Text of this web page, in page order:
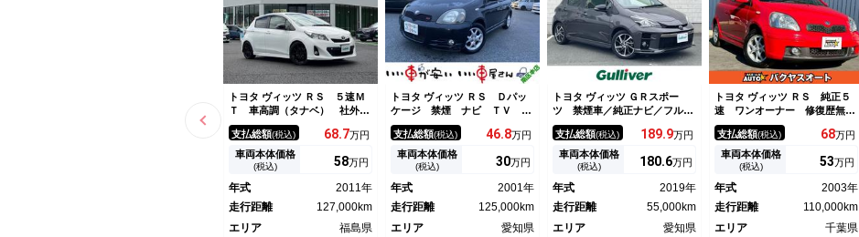
トヨタ ヴィッツ ＲＳ ５速Ｍ
Ｔ 車高調（タナベ） 社外マ
フラー ミラー型前後ドラレ
コ ＳＤナビ（ワンセグＴＶ
ＣＤ ＤＶＤ ＳＤ Ｂｌｕｅ
ｔｏｏｔｈ） 社外１７インチ
チアルミ冬タイヤセット有
支払総額(税込) 68.7万円
車両本体価格
(税込) 58万円
年式
2011年
走行距離
127,000km
エリア
福島県
トヨタ ヴィッツ ＲＳ Ｄパッ
ケージ 禁煙 ナビ ＴＶ Ｃ
Ｄ ＥＴＣ ５ＭＴ
支払総額(税込) 46.8万円
車両本体価格
(税込) 30万円
年式
2001年
走行距離
125,000km
エリア
愛知県
トヨタ ヴィッツ ＧＲスポー
ツ 禁煙車／純正ナビ／フルセ
グＴＶ／バックカメラ／ＥＴＣ
／トヨタセーフティーセンス／
ハーフレザー／ＰＣＳ／ＬＤＡ
／オートマチックハイビーム／
アマット／純正ドアバイザー
支払総額(税込) 189.9万円
車両本体価格
(税込) 180.6万円
年式
2019年
走行距離
55,000km
エリア
愛知県
トヨタ ヴィッツ ＲＳ 純正５
速 ワンオーナー 修復歴無
し ＮＣＰ１０ タイミングチ
ェーン ５ＭＴ マニュアル
車 アルミホイール フロント
フォグランプ
支払総額(税込) 68万円
車両本体価格
(税込) 53万円
年式
2003年
走行距離
110,000km
エリア
千葉県